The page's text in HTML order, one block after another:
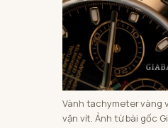
Vành tachymeter vàng
vặn vít. Ảnh từ bài gốc